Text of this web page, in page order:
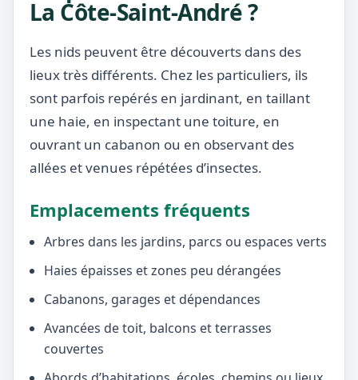
La Côte-Saint-André ?
Les nids peuvent être découverts dans des
lieux très différents. Chez les particuliers, ils
sont parfois repérés en jardinant, en taillant
une haie, en inspectant une toiture, en
ouvrant un cabanon ou en observant des
allées et venues répétées d’insectes.
Emplacements fréquents
Arbres dans les jardins, parcs ou espaces verts
Haies épaisses et zones peu dérangées
Cabanons, garages et dépendances
Avancées de toit, balcons et terrasses
couvertes